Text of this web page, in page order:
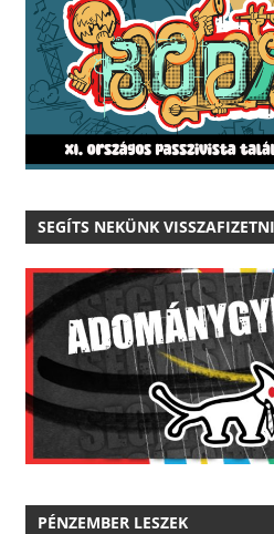
SEGÍTS NEKÜNK
PÉNZEMBER LESZEK